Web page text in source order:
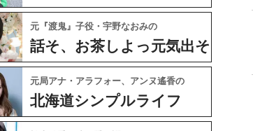
元『渡鬼』子役・宇野なおみの
話そ、お茶しよっ元気出そ
元局アナ・アラフォー、アンヌ遙香の
北海道シンプルライフ